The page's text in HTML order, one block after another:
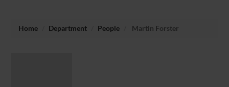
Home Department People Martin Forster